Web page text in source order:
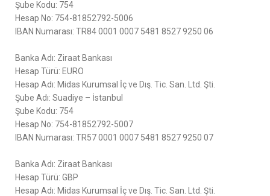
Şube Kodu: 754
Hesap No: 754-81852792-5006
IBAN Numarası: TR84 0001 0007 5481 8527 9250 06
Banka Adı: Ziraat Bankası
Hesap Türü: EURO
Hesap Adı: Midas Kurumsal İç ve Dış. Tic. San. Ltd. Şti.
Şube Adı: Suadiye – İstanbul
Şube Kodu: 754
Hesap No: 754-81852792-5007
IBAN Numarası: TR57 0001 0007 5481 8527 9250 07
Banka Adı: Ziraat Bankası
Hesap Türü: GBP
Hesap Adı: Midas Kurumsal İç ve Dış. Tic. San. Ltd. Şti.